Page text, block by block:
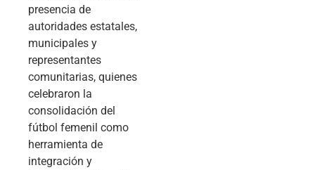
presencia de
autoridades estatales,
municipales y
representantes
comunitarias, quienes
celebraron la
consolidación del
fútbol femenil como
herramienta de
integración y